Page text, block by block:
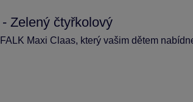
Zelený čtyřkolový
Maxi Claas, který vašim dětem